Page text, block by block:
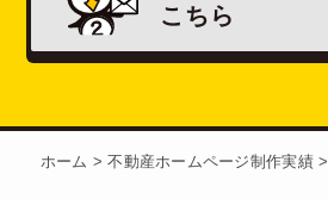
こちら
ホーム >不動産ホームページ制作実績>